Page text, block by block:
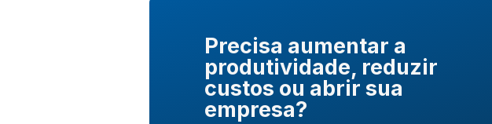
Precisa aumentar a
produtividade, reduzir
custos ou abrir sua
empresa?